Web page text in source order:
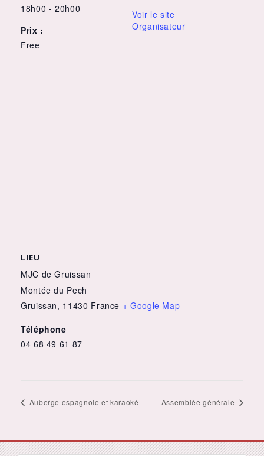
18h00 - 20h00
Prix :
Free
Voir le site
Organisateur
LIEU
MJC de Gruissan
Montée du Pech
Gruissan, 11430 France + Google Map
Téléphone
04 68 49 61 87
Auberge espagnole et karaoké Assemblée générale